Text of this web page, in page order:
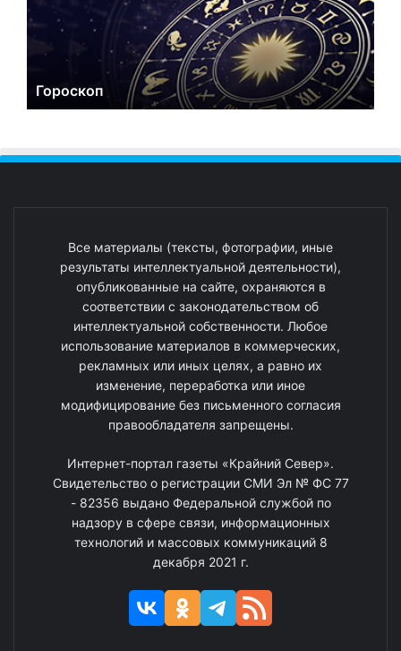
Гороскоп
Все материалы (тексты, фотографии, иные
результаты интеллектуальной деятельности),
опубликованные на сайте, охраняются в
соответствии с законодательством об
интеллектуальной собственности. Любое
использование материалов в коммерческих,
рекламных или иных целях, а равно их
изменение, переработка или иное
модифицирование без письменного согласия
правообладателя запрещены.
Интернет-портал газеты «Крайний Север».
Свидетельство о регистрации СМИ Эл № ФС 77
- 82356 выдано Федеральной службой по
надзору в сфере связи, информационных
технологий и массовых коммуникаций 8
декабря 2021 г.